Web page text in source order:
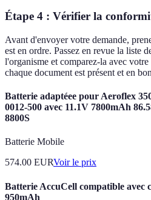
Étape 4 : Vérifier la
Avant d'envoyer votre demande,
est en ordre. Passez en revue la liste
l'organisme et comparez-la avec
chaque document est présent et en
Batterie adaptéee pour Aeroflex
0012-500 avec 11.1V 7800mAh
8800S
Batterie Mobile
574.00 EURVoir le prix
Batterie AccuCell compatible avec
950mAh